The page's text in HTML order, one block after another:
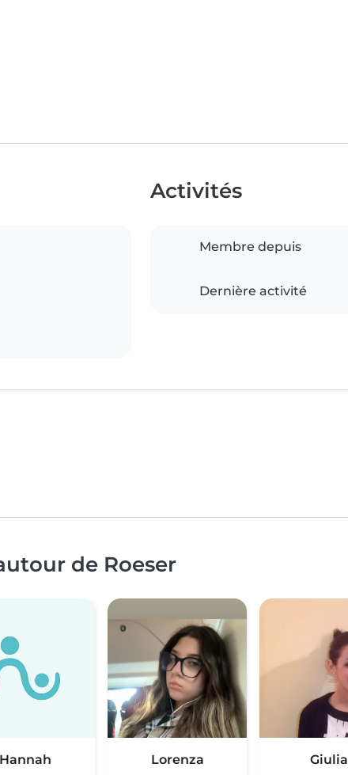
Activités
Membre depuis
Dernière activité
de Roeser
Hannah Lorenza Giulia